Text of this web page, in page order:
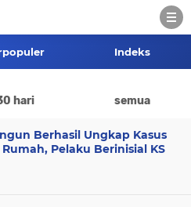
Indeks
hari semua
Berhasil Ungkap Kasus
Pelaku Berinisial KS